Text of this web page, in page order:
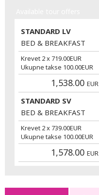
STANDARD LV
BED & BREAKFAST
Krevet 2 x 719.00EUR
Ukupne takse 100.00EUR
1,538.00 EUR
STANDARD SV
BED & BREAKFAST
Krevet 2 x 739.00EUR
Ukupne takse 100.00EUR
1,578.00 EUR